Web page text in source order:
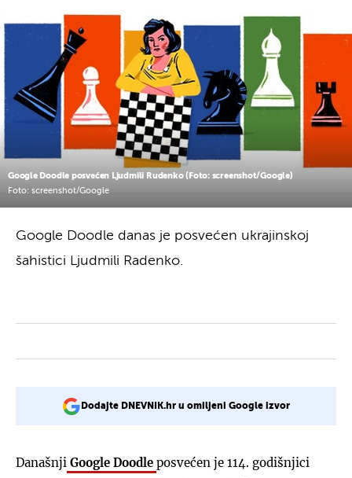
Google Doodle posvećen Ljudmili Rudenko (Foto: screenshot/Google)
Foto: screenshot/Google
Google Doodle danas je posvećen ukrajinskoj
šahistici Ljudmili Radenko.
Dodajte DNEVNIK.hr u omiljeni Google izvor
Današnji Google Doodle posvećen je 114. godišnjici